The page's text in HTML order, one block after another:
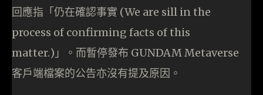
回應指「仍在確認事實 (We are sill in the
process of confirming facts of this
matter.)」。而暫停發布 GUNDAM Metaverse
客戶端檔案的公告亦沒有提及原因。